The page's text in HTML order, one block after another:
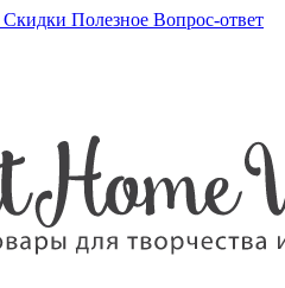
Скидки Полезное Вопрос-ответ